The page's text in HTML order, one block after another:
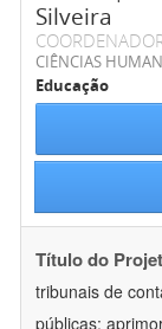
Silveira
CIÊNCIAS
Educação
Título do
tribunais de
públicas: